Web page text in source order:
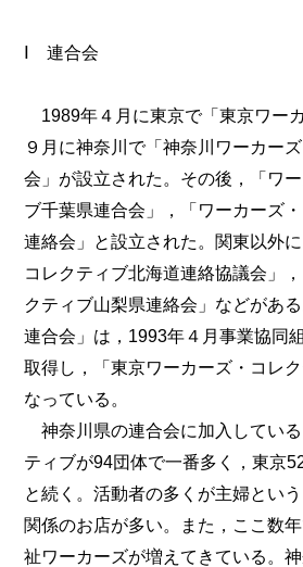
Ⅰ 連合会
1989年４月に東京で「東京ワー
９月に神奈川で「神奈川ワーカー
会」が設立された。その後，「ワ
ブ千葉県連合会」，「ワーカーズ
連絡会」と設立された。関東以外
コレクティブ北海道連絡協議会」
クティブ山梨県連絡会」などがあ
連合会」は，1993年４月事業協同
取得し，「東京ワーカーズ・コレ
なっている。
神奈川県の連合会に加入してい
ティブが94団体で一番多く，東京
と続く。活動者の多くが主婦とい
関係のお店が多い。また，ここ数
祉ワーカーズが増えてきている。